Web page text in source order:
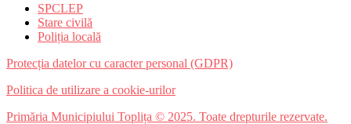
SPCLEP
Stare civilă
Poliția locală
Protecția datelor cu caracter personal (GDPR)
Politica de utilizare a cookie-urilor
Primăria Municipiului Toplița © 2025. Toate drepturile rezervate.